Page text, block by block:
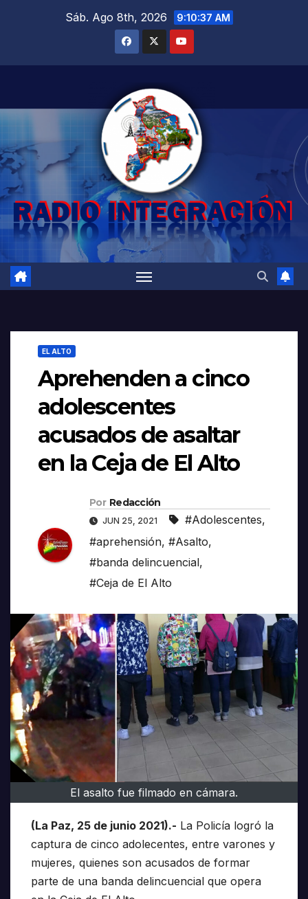
Sáb. Ago 8th, 2026 9:10:39 AM
EL ALTO
Aprehenden a cinco
adolescentes
acusados de asaltar
en la Ceja de El Alto
Por Redacción
JUN 25, 2021 #Adolescentes,
#aprehensión, #Asalto,
#banda delincuencial,
#Ceja de El Alto
El asalto fue filmado en cámara.
(La Paz, 25 de junio 2021).- La Policía logró la
captura de cinco adolecentes, entre varones y
mujeres, quienes son acusados de formar
parte de una banda delincuencial que opera